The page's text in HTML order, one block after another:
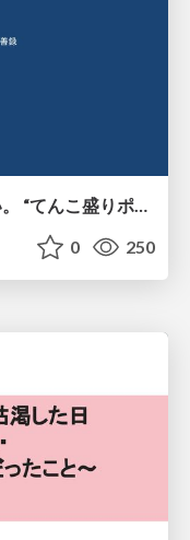
改善しないと、タスクが回らない。 “てんこ盛りポジション” を引き継いだ情シスの、入社3ヶ月の業務改善録
0 250